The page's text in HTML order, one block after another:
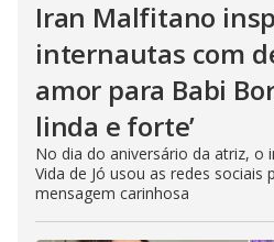
Iran Malfitano
internautas com
amor para Babi
linda e forte’
No dia do aniversário da atriz, o
Vida de Jó usou as redes sociais
mensagem carinhosa